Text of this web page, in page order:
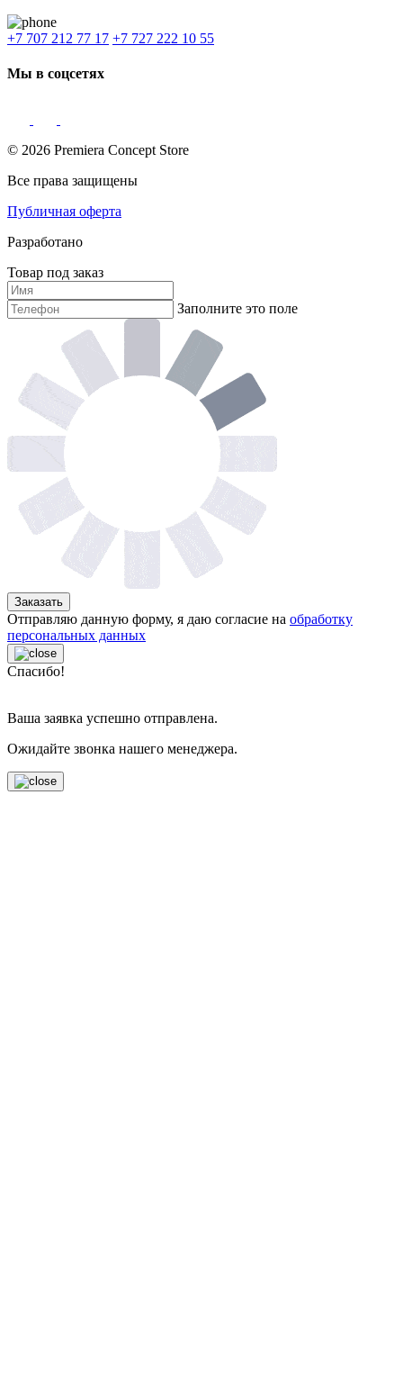
+7 707 212 77 17 +7 727 222 10 55
Мы в соцсетях
© 2026 Premiera Concept Store
Все права защищены
Публичная оферта
Разработано
Товар под заказ
Заполните это поле
Заказать
Отправляю данную форму, я даю согласие на обработку
персональных данных
Спасибо!
Ваша заявка успешно отправлена.
Ожидайте звонка нашего менеджера.